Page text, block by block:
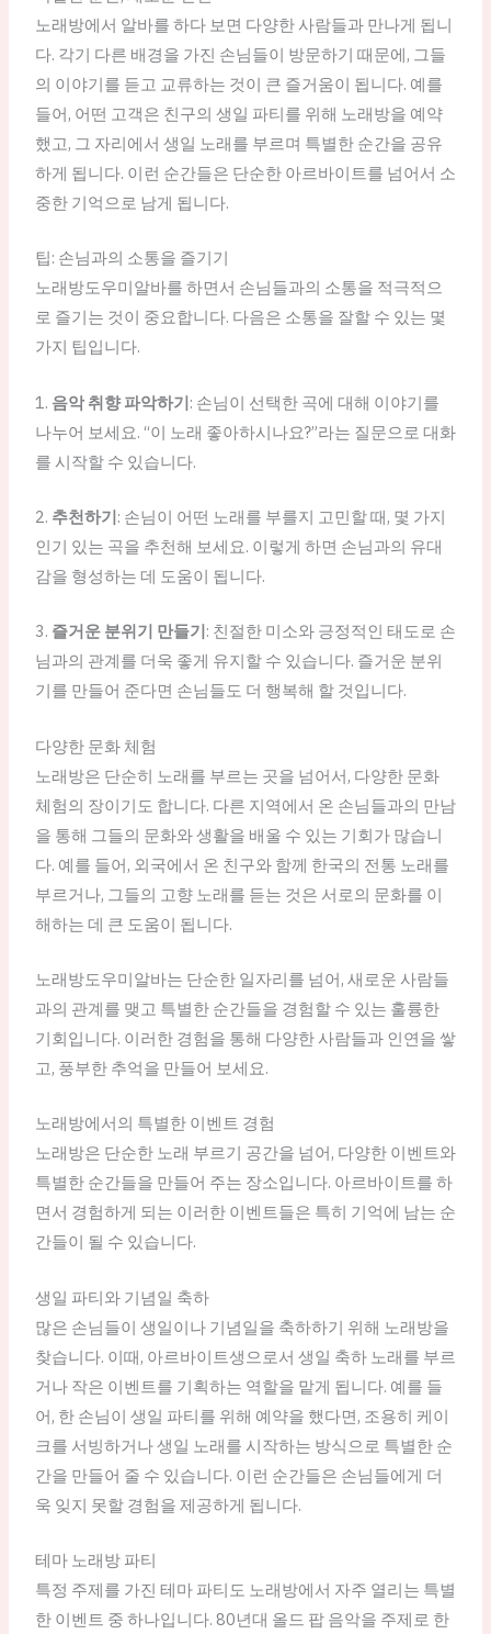
노래방에서 알바를 하다 보면 다양한 사람들과 만나게 됩니
다. 각기 다른 배경을 가진 손님들이 방문하기 때문에, 그들
의 이야기를 듣고 교류하는 것이 큰 즐거움이 됩니다. 예를
들어, 어떤 고객은 친구의 생일 파티를 위해 노래방을 예약
했고, 그 자리에서 생일 노래를 부르며 특별한 순간을 공유
하게 됩니다. 이런 순간들은 단순한 아르바이트를 넘어서 소
중한 기억으로 남게 됩니다.
팁: 손님과의 소통을 즐기기
노래방도우미알바를 하면서 손님들과의 소통을 적극적으
로 즐기는 것이 중요합니다. 다음은 소통을 잘할 수 있는 몇
가지 팁입니다.
1. 음악 취향 파악하기: 손님이 선택한 곡에 대해 이야기를
나누어 보세요. “이 노래 좋아하시나요?”라는 질문으로 대화
를 시작할 수 있습니다.
2. 추천하기: 손님이 어떤 노래를 부를지 고민할 때, 몇 가지
인기 있는 곡을 추천해 보세요. 이렇게 하면 손님과의 유대
감을 형성하는 데 도움이 됩니다.
3. 즐거운 분위기 만들기 : 친절한 미소와 긍정적인 태도로 손
님과의 관계를 더욱 좋게 유지할 수 있습니다. 즐거운 분위
기를 만들어 준다면 손님들도 더 행복해 할 것입니다.
다양한 문화 체험
노래방은 단순히 노래를 부르는 곳을 넘어서, 다양한 문화
체험의 장이기도 합니다. 다른 지역에서 온 손님들과의 만남
을 통해 그들의 문화와 생활을 배울 수 있는 기회가 많습니
다. 예를 들어, 외국에서 온 친구와 함께 한국의 전통 노래를
부르거나, 그들의 고향 노래를 듣는 것은 서로의 문화를 이
해하는 데 큰 도움이 됩니다.
노래방도우미알바는 단순한 일자리를 넘어, 새로운 사람들
과의 관계를 맺고 특별한 순간들을 경험할 수 있는 훌륭한
기회입니다. 이러한 경험을 통해 다양한 사람들과 인연을 쌓
고, 풍부한 추억을 만들어 보세요.
노래방에서의 특별한 이벤트 경험
노래방은 단순한 노래 부르기 공간을 넘어, 다양한 이벤트와
특별한 순간들을 만들어 주는 장소입니다. 아르바이트를 하
면서 경험하게 되는 이러한 이벤트들은 특히 기억에 남는 순
간들이 될 수 있습니다.
생일 파티와 기념일 축하
많은 손님들이 생일이나 기념일을 축하하기 위해 노래방을
찾습니다. 이때, 아르바이트생으로서 생일 축하 노래를 부르
거나 작은 이벤트를 기획하는 역할을 맡게 됩니다. 예를 들
어, 한 손님이 생일 파티를 위해 예약을 했다면, 조용히 케이
크를 서빙하거나 생일 노래를 시작하는 방식으로 특별한 순
간을 만들어 줄 수 있습니다. 이런 순간들은 손님들에게 더
욱 잊지 못할 경험을 제공하게 됩니다.
테마 노래방 파티
특정 주제를 가진 테마 파티도 노래방에서 자주 열리는 특별
한 이벤트 중 하나입니다. 80년대 올드 팝 음악을 주제로 한